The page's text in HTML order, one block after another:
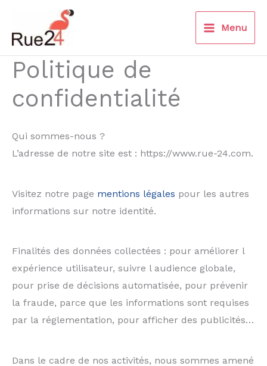
contenu
Menu
Politique de
confidentialité
Qui sommes-nous ?
L’adresse de notre site est : https://www.rue-24.com.
Visitez notre page mentions légales pour les autres
informations sur notre identité.
Finalités des données collectées : pour améliorer l
expérience utilisateur, suivre l audience globale,
pour prise de décisions automatisée, pour prévenir
la fraude, parce que les informations sont requises
par la réglementation, pour afficher des publicités…
Dans le cadre de nos activités, nous sommes amené